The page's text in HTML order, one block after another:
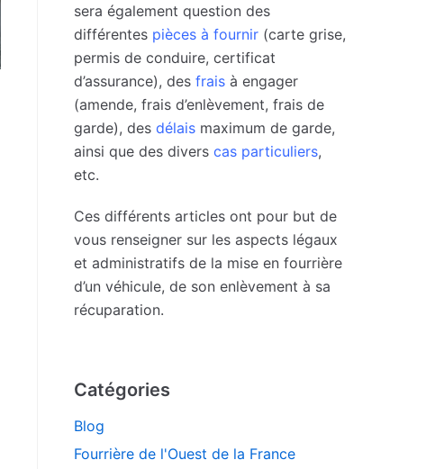
sera également question des
différentes pièces à fournir (carte grise,
permis de conduire, certificat
d’assurance), des frais à engager
(amende, frais d’enlèvement, frais de
garde), des délais maximum de garde,
ainsi que des divers cas particuliers,
etc.
Ces différents articles ont pour but de
vous renseigner sur les aspects légaux
et administratifs de la mise en fourrière
d’un véhicule, de son enlèvement à sa
récuparation.
Catégories
Blog
Fourrière de l'Ouest de la France